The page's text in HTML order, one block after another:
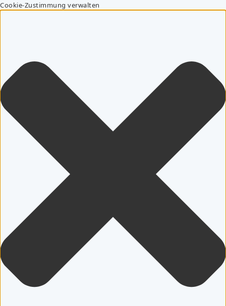
Cookie-Zustimmung verwalten